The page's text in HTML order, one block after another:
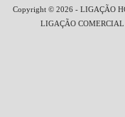
Copyright © 2026 - LIGAÇÃO
LIGAÇÃO